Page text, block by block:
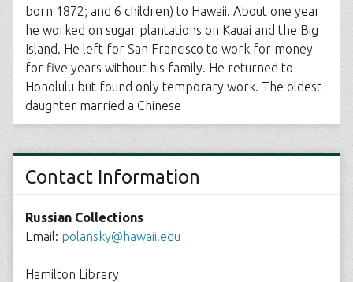
born 1872; and 6 children) to Hawaii. About one year
he worked on sugar plantations on Kauai and the Big
Island. He left for San Francisco to work for money
for five years without his family. He returned to
Honolulu but found only temporary work. The oldest
daughter married a Chinese
Contact Information
Russian Collections
Email: polansky@hawaii.edu
Hamilton Library